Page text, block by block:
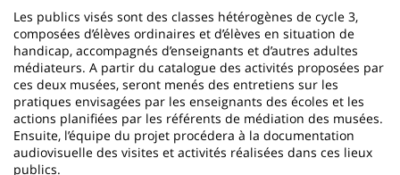
Les publics visés sont des classes hétérogènes de cycle 3,
composées d’élèves ordinaires et d’élèves en situation de
handicap, accompagnés d’enseignants et d’autres adultes
médiateurs. A partir du catalogue des activités proposées par
ces deux musées, seront menés des entretiens sur les
pratiques envisagées par les enseignants des écoles et les
actions planifiées par les référents de médiation des musées.
Ensuite, l’équipe du projet procédera à la documentation
audiovisuelle des visites et activités réalisées dans ces lieux
publics.